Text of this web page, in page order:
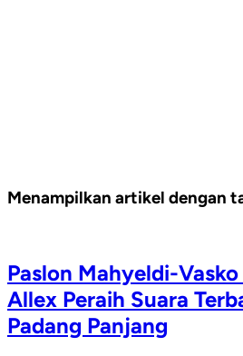
Menampilkan artikel dengan
Paslon Mahyeldi-
Allex Peraih Suara
Padang Panjang